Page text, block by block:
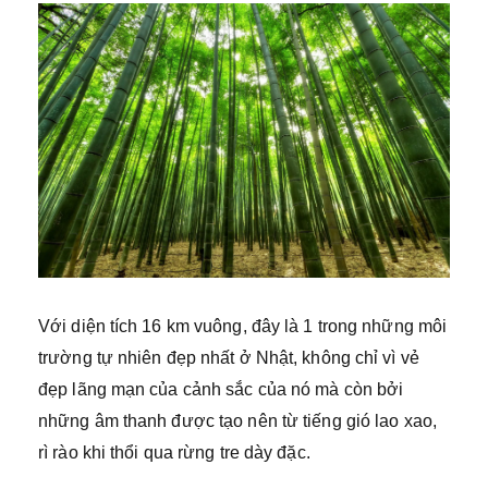
Với diện tích 16 km vuông, đây là 1 trong những môi
trường tự nhiên đẹp nhất ở Nhật, không chỉ vì vẻ
đẹp lãng mạn của cảnh sắc của nó mà còn bởi
những âm thanh được tạo nên từ tiếng gió lao xao,
rì rào khi thổi qua rừng tre dày đặc.